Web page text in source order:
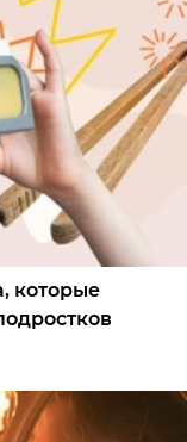
которые